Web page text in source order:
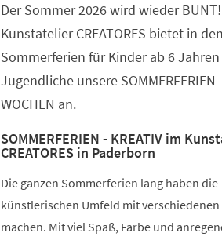
Der Sommer 2026 wird wieder
Kunstatelier CREATORES bietet in den
Sommerferien für Kinder ab 6
Jugendliche unsere SOMMERFERIEN
WOCHEN an.
SOMMERFERIEN - KREATIV im
CREATORES in Paderborn
Die ganzen Sommerferien lang haben
künstlerischen Umfeld mit
machen. Mit viel Spaß, Farbe und